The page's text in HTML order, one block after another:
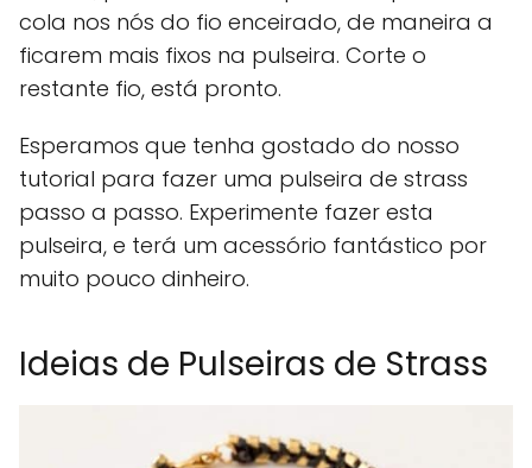
cola nos nós do fio enceirado, de maneira a
ficarem mais fixos na pulseira. Corte o
restante fio, está pronto.
Esperamos que tenha gostado do nosso
tutorial para fazer uma pulseira de strass
passo a passo. Experimente fazer esta
pulseira, e terá um acessório fantástico por
muito pouco dinheiro.
Ideias de Pulseiras de Strass